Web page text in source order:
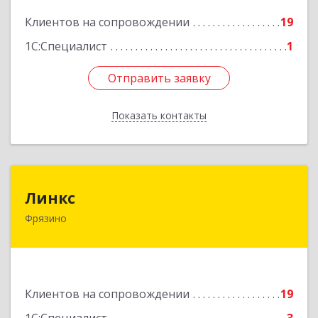
Клиентов на сопровождении
19
1С:Специалист
1
Отправить заявку
Показать контакты
Подробнее
Отправить заявку
Назад
Линкс
Фрязино
Клиентов на сопровождении
19
141190, Московская обл, Фрязино г, Заводской